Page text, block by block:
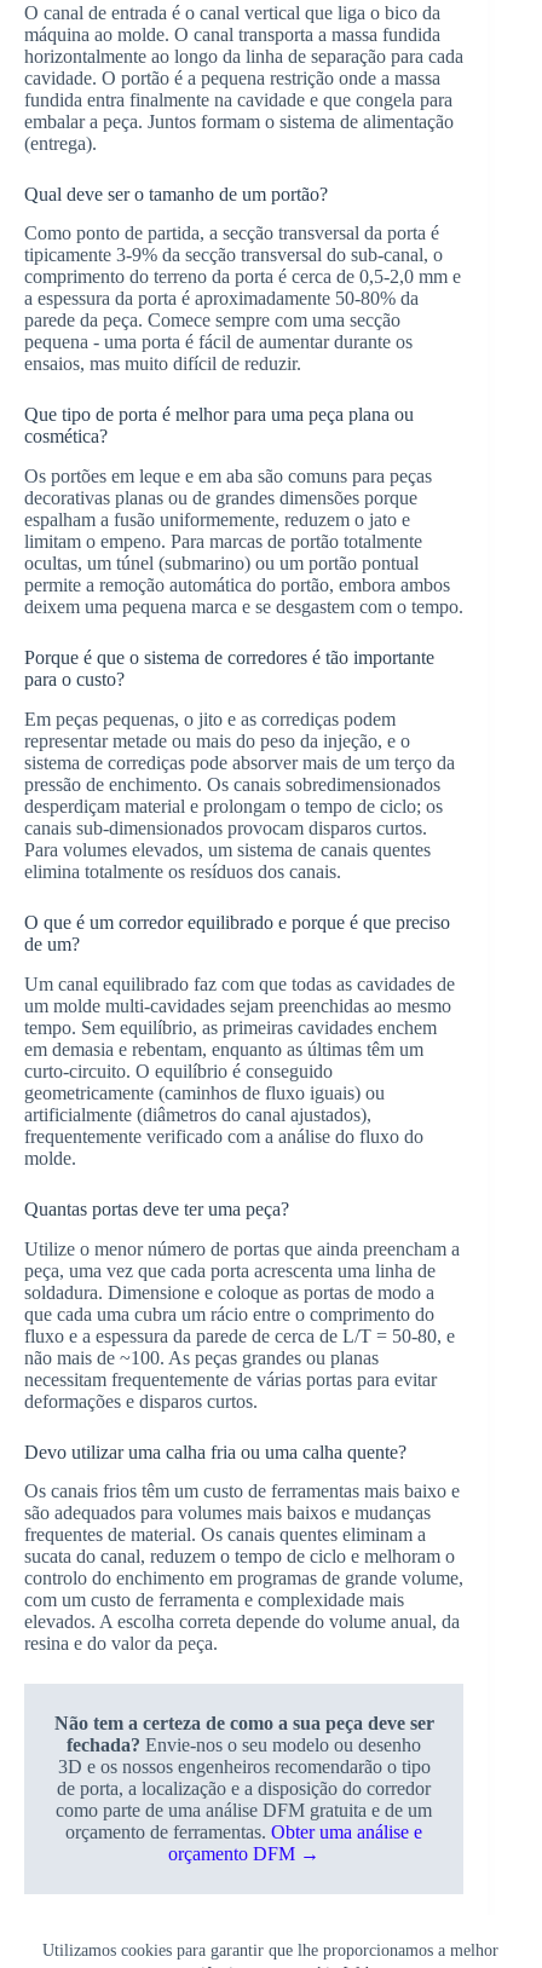
Utilizamos cookies para garantir que lhe proporcionamos a melhor
O canal de entrada é o canal vertical que liga o bico da
máquina ao molde. O canal transporta a massa fundida
horizontalmente ao longo da linha de separação para cada
cavidade. O portão é a pequena restrição onde a massa
fundida entra finalmente na cavidade e que congela para
embalar a peça. Juntos formam o sistema de alimentação
(entrega).
Qual deve ser o tamanho de um portão?
Como ponto de partida, a secção transversal da porta é
tipicamente 3-9% da secção transversal do sub-canal, o
comprimento do terreno da porta é cerca de 0,5-2,0 mm e
a espessura da porta é aproximadamente 50-80% da
parede da peça. Comece sempre com uma secção
pequena - uma porta é fácil de aumentar durante os
ensaios, mas muito difícil de reduzir.
Que tipo de porta é melhor para uma peça plana ou
cosmética?
Os portões em leque e em aba são comuns para peças
decorativas planas ou de grandes dimensões porque
espalham a fusão uniformemente, reduzem o jato e
limitam o empeno. Para marcas de portão totalmente
ocultas, um túnel (submarino) ou um portão pontual
permite a remoção automática do portão, embora ambos
deixem uma pequena marca e se desgastem com o tempo.
Porque é que o sistema de corredores é tão importante
para o custo?
Em peças pequenas, o jito e as corrediças podem
representar metade ou mais do peso da injeção, e o
sistema de corrediças pode absorver mais de um terço da
pressão de enchimento. Os canais sobredimensionados
desperdiçam material e prolongam o tempo de ciclo; os
canais sub-dimensionados provocam disparos curtos.
Para volumes elevados, um sistema de canais quentes
elimina totalmente os resíduos dos canais.
O que é um corredor equilibrado e porque é que preciso
de um?
Um canal equilibrado faz com que todas as cavidades de
um molde multi-cavidades sejam preenchidas ao mesmo
tempo. Sem equilíbrio, as primeiras cavidades enchem
em demasia e rebentam, enquanto as últimas têm um
curto-circuito. O equilíbrio é conseguido
geometricamente (caminhos de fluxo iguais) ou
artificialmente (diâmetros do canal ajustados),
frequentemente verificado com a análise do fluxo do
molde.
Quantas portas deve ter uma peça?
Utilize o menor número de portas que ainda preencham a
peça, uma vez que cada porta acrescenta uma linha de
soldadura. Dimensione e coloque as portas de modo a
que cada uma cubra um rácio entre o comprimento do
fluxo e a espessura da parede de cerca de L/T = 50-80, e
não mais de ~100. As peças grandes ou planas
necessitam frequentemente de várias portas para evitar
deformações e disparos curtos.
Devo utilizar uma calha fria ou uma calha quente?
Os canais frios têm um custo de ferramentas mais baixo e
são adequados para volumes mais baixos e mudanças
frequentes de material. Os canais quentes eliminam a
sucata do canal, reduzem o tempo de ciclo e melhoram o
controlo do enchimento em programas de grande volume,
com um custo de ferramenta e complexidade mais
elevados. A escolha correta depende do volume anual, da
resina e do valor da peça.
Não tem a certeza de como a sua peça deve ser
fechada? Envie-nos o seu modelo ou desenho
3D e os nossos engenheiros recomendarão o tipo
de porta, a localização e a disposição do corredor
como parte de uma análise DFM gratuita e de um
orçamento de ferramentas.Obter uma análise e
orçamento DFM →
Direitos de autor © 2026 - Topworks Plastic Mold